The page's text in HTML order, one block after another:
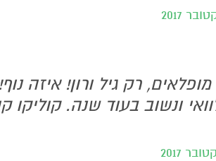
2017
רק גיל ורון! איזה
ונשוב בעוד שנה. קוליקו
2017